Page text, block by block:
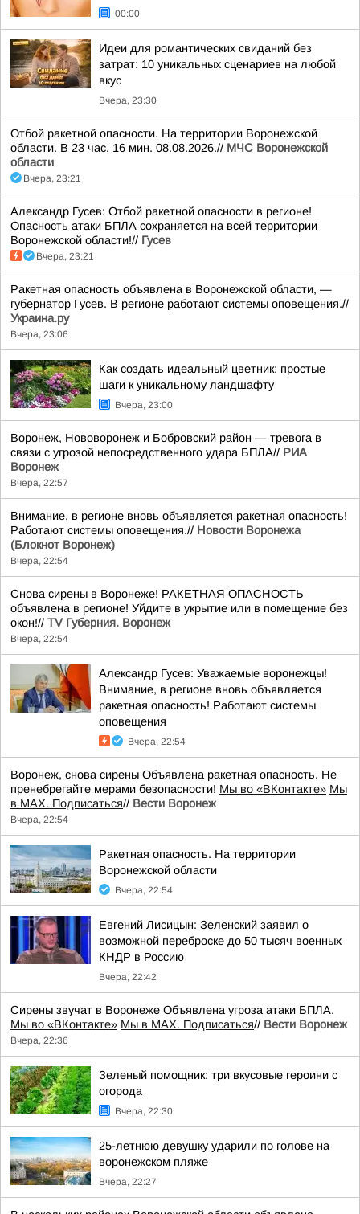
00:00
Идеи для романтических свиданий без
затрат: 10 уникальных сценариев на любой
вкус
Вчера, 23:30
Отбой ракетной опасности. На территории Воронежской
области. В 23 час. 16 мин. 08.08.2026.// МЧС Воронежской
области
Вчера, 23:21
Александр Гусев: Отбой ракетной опасности в регионе!
Опасность атаки БПЛА сохраняется на всей территории
Воронежской области!// Гусев
Вчера, 23:21
Ракетная опасность объявлена в Воронежской области, —
губернатор Гусев. В регионе работают системы оповещения.//
Украина.ру
Вчера, 23:06
Как создать идеальный цветник: простые
шаги к уникальному ландшафту
Вчера, 23:00
Воронеж, Нововоронеж и Бобровский район — тревога в
связи с угрозой непосредственного удара БПЛА// РИА
Воронеж
Вчера, 22:57
Внимание, в регионе вновь объявляется ракетная опасность!
Работают системы оповещения.// Новости Воронежа
(Блокнот Воронеж)
Вчера, 22:54
Снова сирены в Воронеже! РАКЕТНАЯ ОПАСНОСТЬ
объявлена в регионе! Уйдите в укрытие или в помещение без
окон!// TV Губерния. Воронеж
Вчера, 22:54
Александр Гусев: Уважаемые воронежцы!
Внимание, в регионе вновь объявляется
ракетная опасность! Работают системы
оповещения
Вчера, 22:54
Воронеж, снова сирены Объявлена ракетная опасность. Не
пренебрегайте мерами безопасности! Мы во «ВКонтакте» Мы
в MAX. Подписаться// Вести Воронеж
Вчера, 22:54
Ракетная опасность. На территории
Воронежской области
Вчера, 22:54
Евгений Лисицын: Зеленский заявил о
возможной переброске до 50 тысяч военных
КНДР в Россию
Вчера, 22:42
Сирены звучат в Воронеже Объявлена угроза атаки БПЛА.
Мы во «ВКонтакте» Мы в MAX. Подписаться// Вести Воронеж
Вчера, 22:36
Зеленый помощник: три вкусовые героини с
огорода
Вчера, 22:30
25-летнюю девушку ударили по голове на
воронежском пляже
Вчера, 22:27